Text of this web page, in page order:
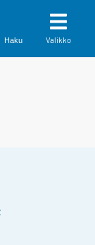
Haku Valikko